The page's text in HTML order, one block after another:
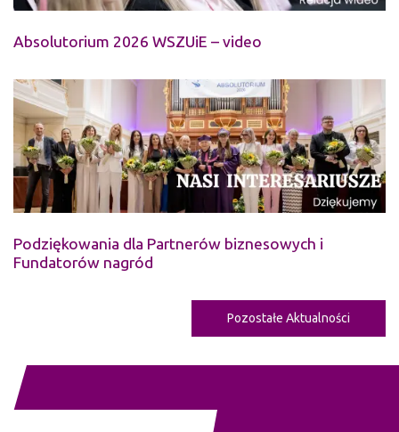
Absolutorium 2026 WSZUiE – video
Podziękowania dla Partnerów biznesowych i
Fundatorów nagród
Pozostałe Aktualności